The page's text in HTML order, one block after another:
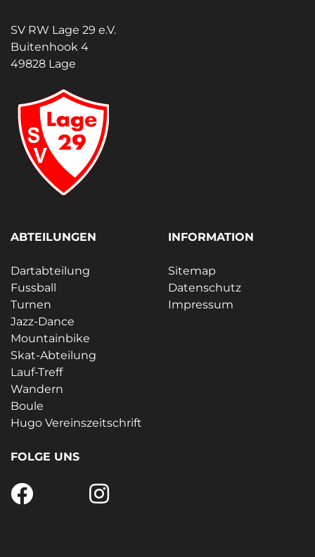
SV RW Lage 29 e.V.
Buitenhook 4
49828 Lage
ABTEILUNGEN
Dartabteilung
Fussball
Turnen
Jazz-Dance
Mountainbike
Skat-Abteilung
Lauf-Treff
Wandern
Boule
Hugo Vereinszeitschrift
INFORMATION
Sitemap
Datenschutz
Impressum
FOLGE UNS